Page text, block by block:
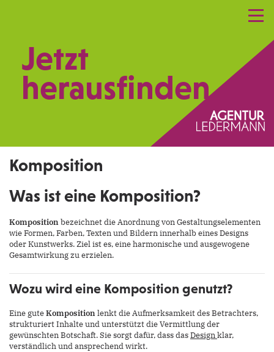
Praxismarketing
Kontakt
Jetzt
herausfinden.
Komposition
Was ist eine Komposition?
Kompositionbezeichnet die Anordnung von Gestaltungselementen
wie Formen, Farben, Texten und Bildern innerhalb eines Designs
oder Kunstwerks. Ziel ist es, eine harmonische und ausgewogene
Gesamtwirkung zu erzielen.
Wozu wird eine Komposition genutzt?
Eine guteKompositionlenkt die Aufmerksamkeit des Betrachters,
strukturiert Inhalte und unterstützt die Vermittlung der
gewünschten Botschaft. Sie sorgt dafür, dass dasDesignklar,
verständlich und ansprechend wirkt.